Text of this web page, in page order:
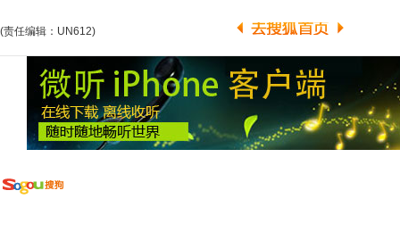
(责任编辑：UN612)